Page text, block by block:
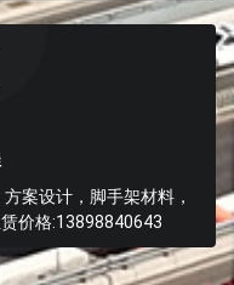
案设计，脚手架材料，
价格:13898840643